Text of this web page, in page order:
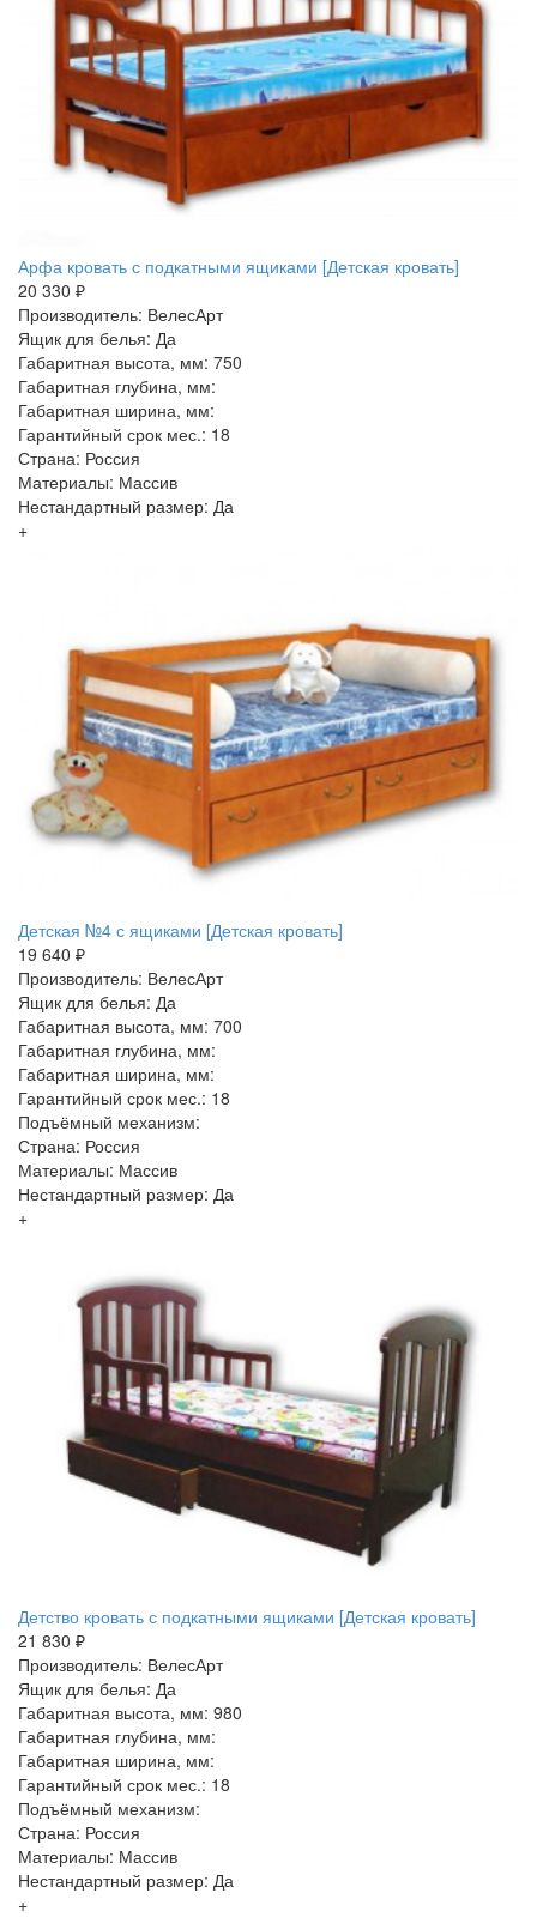
Арфа кровать с подкатными ящиками [Детская кровать]
20 330 ₽
Производитель: ВелесАрт
Ящик для белья: Да
Габаритная высота, мм: 750
Габаритная глубина, мм:
Габаритная ширина, мм:
Гарантийный срок мес.: 18
Страна: Россия
Материалы: Массив
Нестандартный размер: Да
+
Детская №4 с ящиками [Детская кровать]
19 640 ₽
Производитель: ВелесАрт
Ящик для белья: Да
Габаритная высота, мм: 700
Габаритная глубина, мм:
Габаритная ширина, мм:
Гарантийный срок мес.: 18
Подъёмный механизм:
Страна: Россия
Материалы: Массив
Нестандартный размер: Да
+
Детство кровать с подкатными ящиками [Детская кровать]
21 830 ₽
Производитель: ВелесАрт
Ящик для белья: Да
Габаритная высота, мм: 980
Габаритная глубина, мм:
Габаритная ширина, мм:
Гарантийный срок мес.: 18
Подъёмный механизм:
Страна: Россия
Материалы: Массив
Нестандартный размер: Да
+